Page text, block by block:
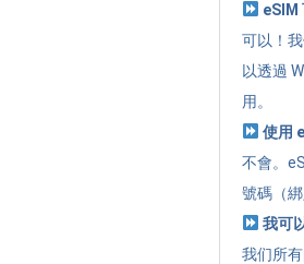
eSIM
可以！
以透過
用。
使用
不會。
號碼（
我可
我们所